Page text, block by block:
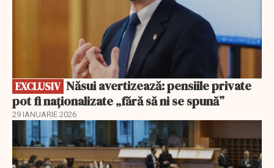
EXCLUSIV
pot fi naționalizate „fără să ni se spună”
29 IANUARIE 2026